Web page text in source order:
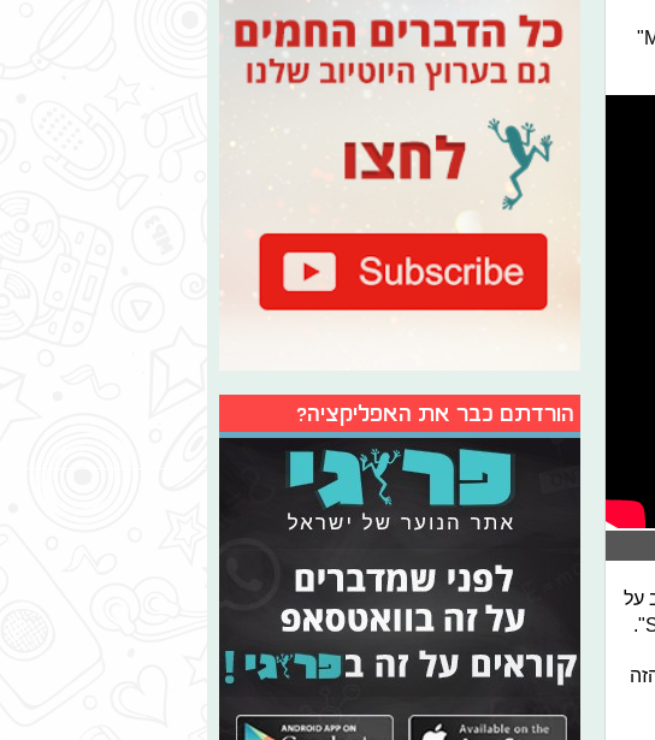
6. פינק פלויד הייתה מועמדת למספר פרסי גראמי ואף זכתה באחד מהם על השיר "Marooned"
על
הורדתם כבר את האפליקציה?